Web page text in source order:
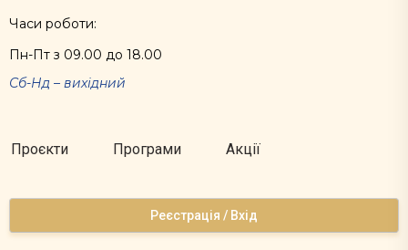
Часи роботи:
Пн-Пт з 09.00 до 18.00
Сб-Нд – вихідний
Проєкти Програми Акції
Реєстрація / Вхід